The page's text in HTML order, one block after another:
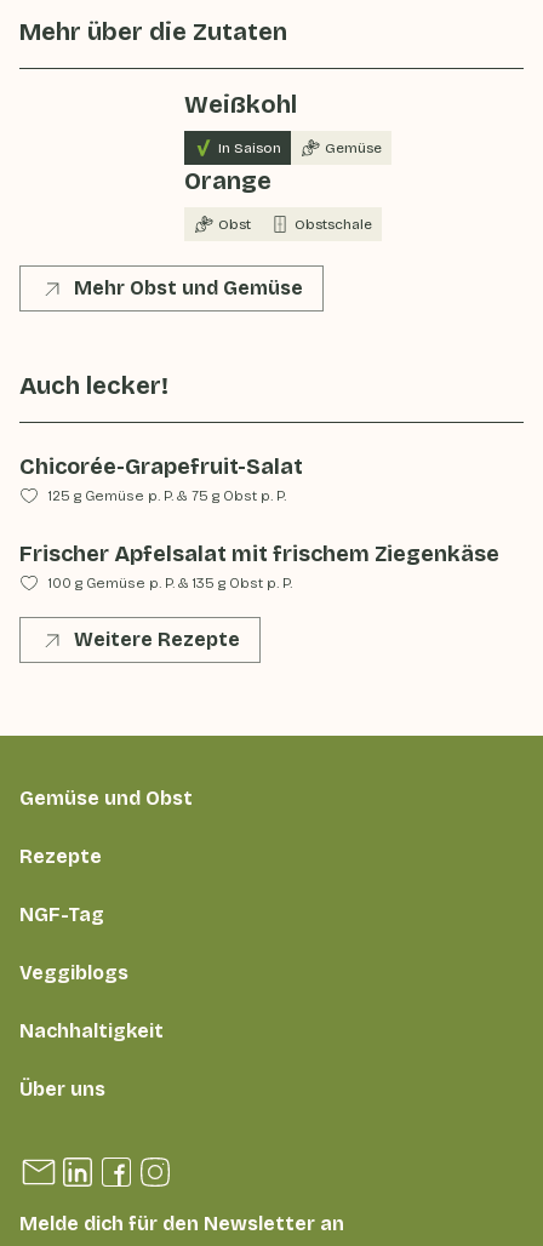
Mehr über die Zutaten
Weißkohl
In Saison Gemüse
Orange
Obst Obstschale
Mehr Obst und Gemüse
Auch lecker!
Chicorée-Grapefruit-Salat
125 g Gemüse p. P. & 75 g Obst p. P.
Frischer Apfelsalat mit frischem Ziegenkäse
100 g Gemüse p. P. & 135 g Obst p. P.
Weitere Rezepte
Gemüse und Obst
Rezepte
NGF-Tag
Veggiblogs
Nachhaltigkeit
Über uns
Melde dich für den Newsletter an